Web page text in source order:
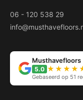
06 - 120 538 29
Musthavefloors
5.0
Gebaseerd op 51